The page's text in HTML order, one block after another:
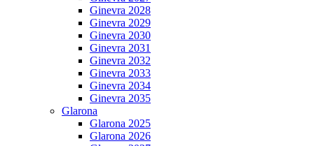
Ginevra 2028
Ginevra 2029
Ginevra 2030
Ginevra 2031
Ginevra 2032
Ginevra 2033
Ginevra 2034
Ginevra 2035
Glarona
Glarona 2025
Glarona 2026